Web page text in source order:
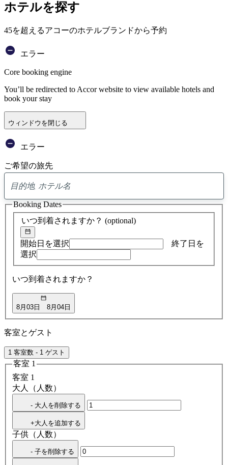
ホテルを探す
45を超えるアコーのホテルブランドから予約
エラー
Core booking engine
You’ll be redirected to Accor website to view available hotels and
book your stay
ウィンドウを閉じる
エラー
ご希望の旅先
ア
ド
バ
イ
検
索
いつ到着されますか？ (optional)
開始日を選択
終了日を
選択
いつ到着されますか？
8月03日 8月04日
Booking Dates
客室とゲスト
1 客室数 - 1 ゲスト
客室 1
客室 1
大人（人数）
- 大人を削除する
+大人を追加する
子供（人数）
- 子を削除する